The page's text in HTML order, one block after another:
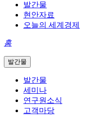
발간물
현안자료
오늘의 세계경제
홈
발간물
발간물
세미나
연구원소식
고객마당